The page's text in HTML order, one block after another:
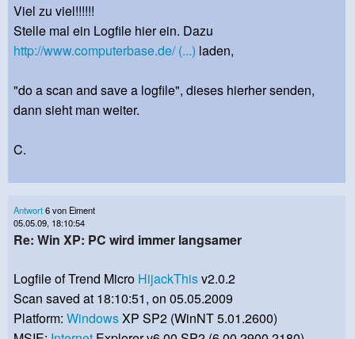
Viel zu viel!!!!!!
Stelle mal ein Logfile hier ein. Dazu
http://www.computerbase.de/ (...) laden,
"do a scan and save a logfile", dieses hierher senden,
dann sieht man weiter.
C.
Antwort6 von Eiment
05.05.09, 18:10:54
Re: Win XP: PC wird immer langsamer
Logfile of Trend Micro HijackThisv2.0.2
Scan saved at 18:10:51, on 05.05.2009
Platform: WindowsXP SP2 (WinNT 5.01.2600)